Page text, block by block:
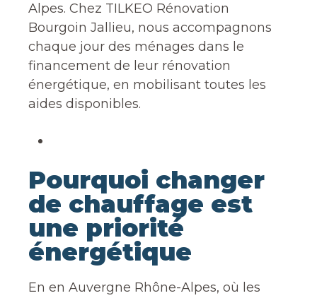
Alpes. Chez TILKEO Rénovation
Bourgoin Jallieu, nous accompagnons
chaque jour des ménages dans le
financement de leur rénovation
énergétique, en mobilisant toutes les
aides disponibles.
Pourquoi changer
de chauffage est
une priorité
énergétique
En en Auvergne Rhône-Alpes, où les